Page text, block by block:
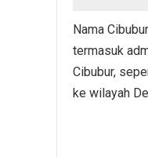
Nama
termasuk
Cibubur,
ke wilayah